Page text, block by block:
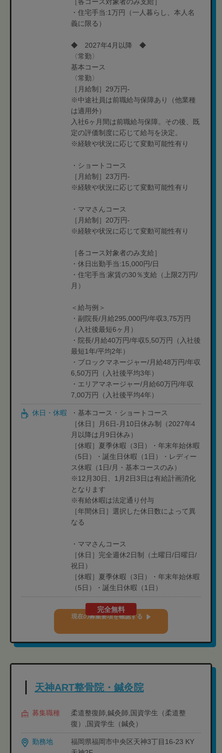
・住宅手当:1万円（一人暮らし、本人名
義に限る）
◆ 2027年4月以降 ◆
〈常勤〉
基本コース
〈常勤〉
［月給制］29万円-
※中途社員は前職給与保障あり（他業種
は適用外）
入社6ヶ月間は前職給与保障。その後、既
定の評価制度に応じて給与を決定。
※経験や状況に応じて変動可能性有り
・ショートコース
［月給制］23万円-
※経験や状況に応じて変動可能性有り
・ママさんコース
［月給制］20万円-
※経験や状況に応じて変動可能性有り
［各コース対象者のみ支給］
・休日出勤手当:15,000円/日
・住宅手当:家賃の30％支給（上限2万円/
月）
＜給与例＞
・副院長/月給295,000円/年収3,75万円
（入社後最短6ヶ月）
・院長/月給40万円/年収5,50万円（入社後
最短1年/平均2年）
・ブロックマネージャー/月給48万円/年収
6,50万円（入社後平均3年）
・エリアマネージャー/月給60万円/年収
7,00万円（入社後平均4年）
休日・休暇
・基本コース・ショートコース
［休日］月6日-月10日休み制（2027年4
月以降は月9日休み）
［休暇］夏季休暇（3日）・年末年始休暇
（5日）・誕生日休暇（1日）・レディー
ス休暇（1日/月・基本コースのみ）
※12月30日、1月2日3日は有給計画消化
となります
※有給休暇は法定通り付与
［年間休日］選択した休日数によって異
なる
・ママさんコース
［休日］完全週休2日制（土曜日/日曜日/
祝日）
［休暇］夏季休暇（3日）・年末年始休暇
（5日）・誕生日休暇（1日）
完全無料
現在の募集要項を確認する
天神ART整骨院・鍼灸院
募集職種
柔道整復師,鍼灸師,国資学生（柔道整
復）,国資学生（鍼灸）
勤務地
福岡県福岡市中央区天神3丁目16-23 KY